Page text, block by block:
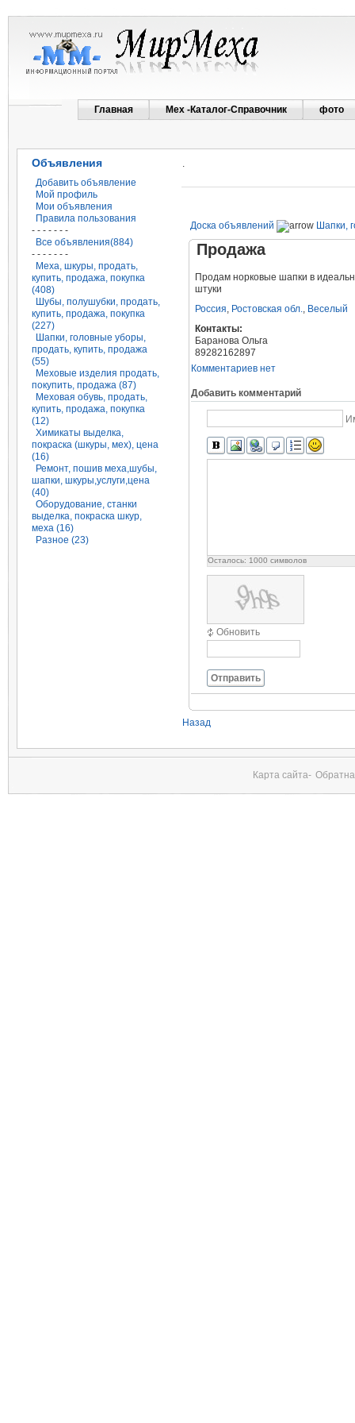
Главная Мех -Каталог-Справочник фото
Объявления
Добавить объявление
Мой профиль
Мои объявления
Правила пользования
- - - - - - -
Все объявления(884)
- - - - - - -
Меха, шкуры, продать,
купить, продажа, покупка
(408)
Шубы, полушубки, продать,
купить, продажа, покупка
(227)
Шапки, головные уборы,
продать, купить, продажа
(55)
Меховые изделия продать,
покупить, продажа (87)
Меховая обувь, продать,
купить, продажа, покупка
(12)
Химикаты выделка,
покраска (шкуры, мех), цена
(16)
Ремонт, пошив меха,шубы,
шапки, шкуры,услуги,цена
(40)
Оборудование, станки
выделка, покраска шкур,
меха (16)
Разное (23)
.
Доска объявлений Шапки,
Продажа
Продам норковые шапки в
штуки
Россия, Ростовская обл., Веселый
Контакты:
Баранова Ольга
89282162897
Комментариев нет
Добавить комментарий
Осталось: 1000 символов
Обновить
Отправить
Назад
Карта сайта-